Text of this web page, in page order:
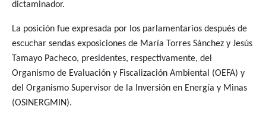
dictaminador.
La posición fue expresada por los parlamentarios después de
escuchar sendas exposiciones de María Torres Sánchez y Jesús
Tamayo Pacheco, presidentes, respectivamente, del
Organismo de Evaluación y Fiscalización Ambiental (OEFA) y
del Organismo Supervisor de la Inversión en Energía y Minas
(OSINERGMIN).